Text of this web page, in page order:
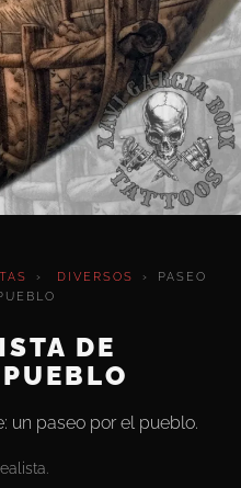
› DIVERSOS ›
PASEO
DE
un paseo por el pueblo.